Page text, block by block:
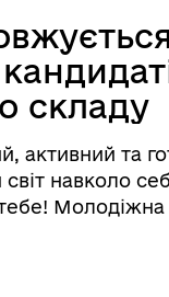
складу
активний та
навколо
Молодіжна